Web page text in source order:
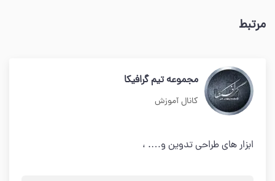
مرتبط
مجموعه تیم گرافیکا
کانال آموزش
ابزار های طراحی تدوین و…. ،